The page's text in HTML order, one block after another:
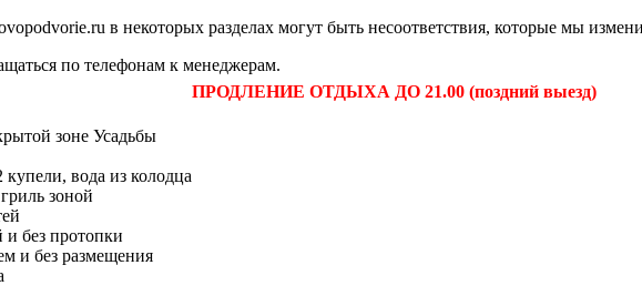
в некоторых разделах могут быть несоответствия, которые мы
по телефонам к менеджерам.
ПРОДЛЕНИЕ ОТДЫХА ДО 21.00 (поздний выезд)
зоне Усадьбы
купели, вода из колодца
зоной
и без протопки
и без размещения